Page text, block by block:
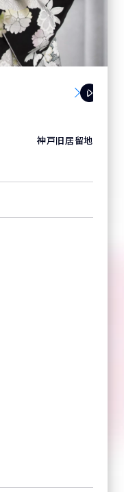
神戸旧居留地